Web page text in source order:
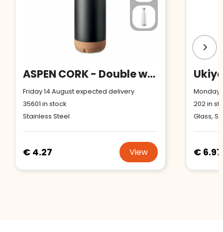
ASPEN CORK - Double wall bottle 500 ml
Friday 14 August expected delivery
35601 in stock
Stainless Steel
€ 4.27 View
Monday
202in
Glass,
€ 6.97